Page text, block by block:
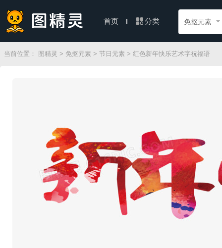
首页 分类 免抠元素
当前位置： 图精灵 > 免抠元素 > 节日元素 > 红色新年快乐艺术字祝福语